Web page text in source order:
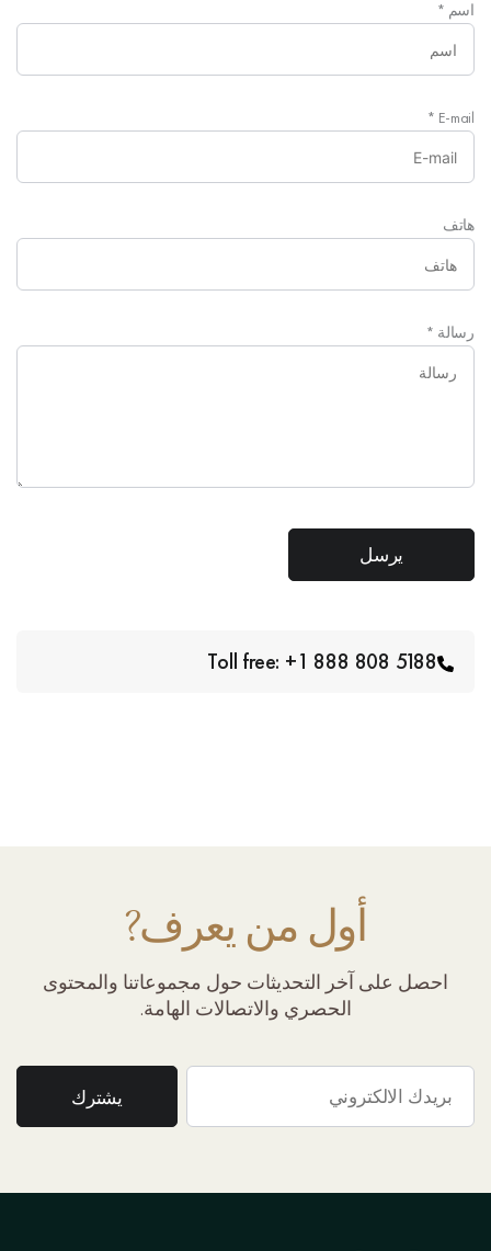
اسم *
E-mail
*
هاتف
رسالة *
Toll free: +1 888 808 5188
أول من يعرف?
احصل على آخر التحديثات حول مجموعاتنا والمحتوى
الحصري والاتصالات الهامة.